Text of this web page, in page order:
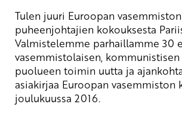
Tulen juuri Euroopan vasemmiston
puheenjohtajien kokouksesta
Valmistelemme parhaillamme 30
vasemmistolaisen,
puolueen toimin uutta ja
asiakirjaa Euroopan vasemmiston
joulukuussa 2016.